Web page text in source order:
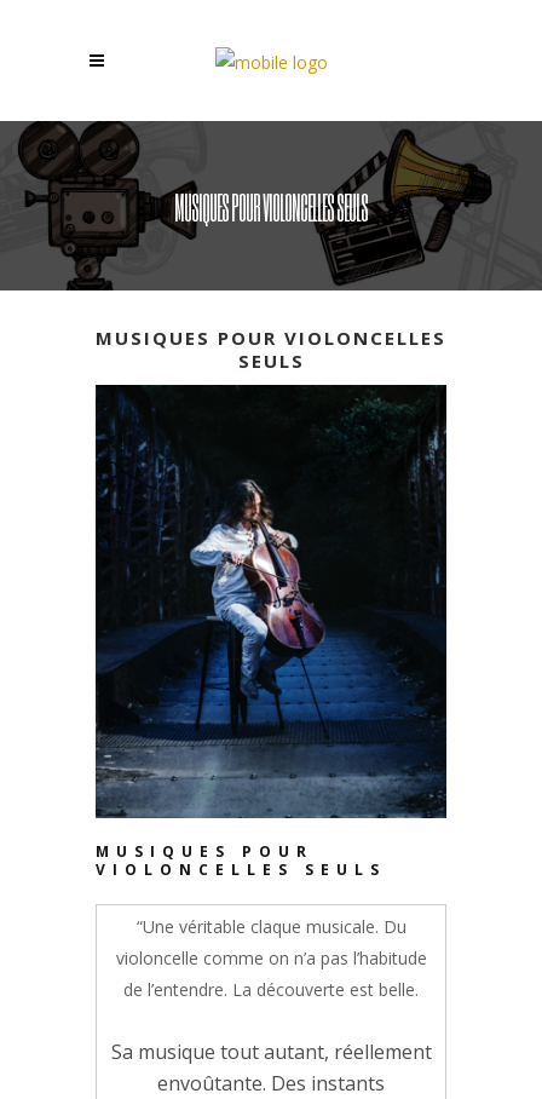
MUSIQUES POUR VIOLONCELLES SEULS
MUSIQUES POUR VIOLONCELLES
SEULS
MUSIQUES POUR
VIOLONCELLES SEULS
“Une véritable claque musicale. Du
violoncelle comme on n’a pas l’habitude
de l’entendre. La découverte est belle.
Sa musique tout autant, réellement
envoûtante. Des instants